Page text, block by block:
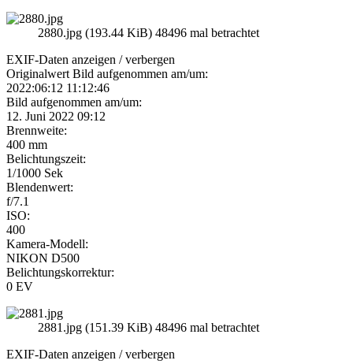
2880.jpg (193.44 KiB) 48496 mal betrachtet
EXIF-Daten anzeigen / verbergen
Originalwert Bild aufgenommen am/um:
2022:06:12 11:12:46
Bild aufgenommen am/um:
12. Juni 2022 09:12
Brennweite:
400 mm
Belichtungszeit:
1/1000 Sek
Blendenwert:
f/7.1
ISO:
400
Kamera-Modell:
NIKON D500
Belichtungskorrektur:
0 EV
2881.jpg (151.39 KiB) 48496 mal betrachtet
EXIF-Daten anzeigen / verbergen